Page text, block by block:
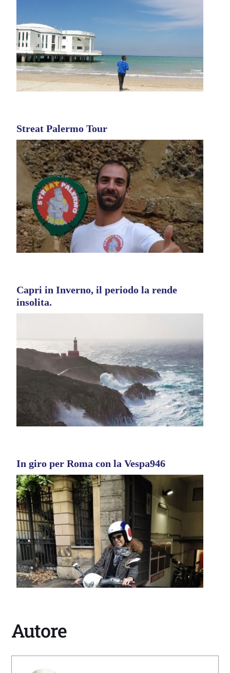
Streat Palermo Tour
Capri in Inverno, il periodo la rende
insolita.
In giro per Roma con la Vespa946
Autore